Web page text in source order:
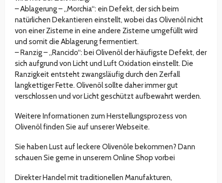
– Ablagerung – „Morchia“: ein Defekt, der sich beim
natürlichen Dekantieren einstellt, wobei das Olivenöl nicht
von einer Zisterne in eine andere Zisterne umgefüllt wird
und somit die Ablagerung fermentiert.
– Ranzig – „Rancido“: bei Olivenöl der häufigste Defekt, der
sich aufgrund von Licht und Luft Oxidation einstellt. Die
Ranzigkeit entsteht zwangsläufig durch den Zerfall
langkettiger Fette. Olivenöl sollte daher immer gut
verschlossen und vor Licht geschützt aufbewahrt werden.
Weitere Informationen zum Herstellungsprozess von
Olivenöl finden Sie auf unserer Webseite.
Sie haben Lust auf leckere Olivenöle bekommen? Dann
schauen Sie gerne in unserem Online Shop vorbei
Direkter Handel mit traditionellen Manufakturen,